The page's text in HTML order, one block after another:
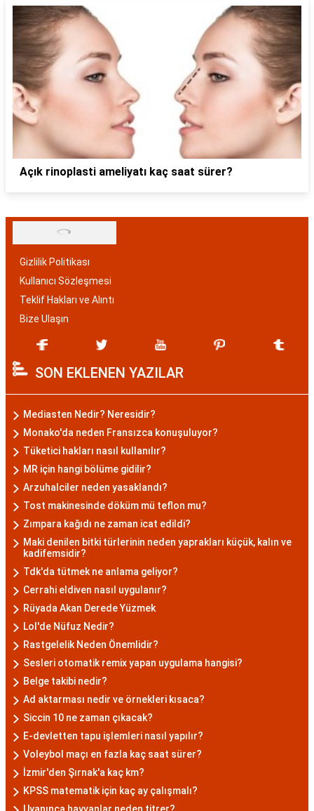
Açık rinoplasti ameliyatı kaç saat sürer?
Gizlilik Politikası
Kullanıcı Sözleşmesi
Teklif Hakları ve Alıntı
Bize Ulaşın
SON EKLENEN YAZILAR
Mediasten Nedir? Neresidir?
Monako'da neden Fransızca konuşuluyor?
Tüketici hakları nasıl kullanılır?
MR için hangi bölüme gidilir?
Arzuhalciler neden yasaklandı?
Tost makinesinde döküm mü teflon mu?
Zımpara kağıdı ne zaman icat edildi?
Maki denilen bitki türlerinin neden yaprakları küçük, kalın ve
kadifemsidir?
Tdk'da tütmek ne anlama geliyor?
Cerrahi eldiven nasıl uygulanır?
Rüyada Akan Derede Yüzmek
Lol'de Nüfuz Nedir?
Rastgelelik Neden Önemlidir?
Sesleri otomatik remix yapan uygulama hangisi?
Belge takibi nedir?
Ad aktarması nedir ve örnekleri kısaca?
Siccin 10 ne zaman çıkacak?
E-devletten tapu işlemleri nasıl yapılır?
Voleybol maçı en fazla kaç saat sürer?
İzmir'den Şırnak'a kaç km?
KPSS matematik için kaç ay çalışmalı?
Uyanınca hayvanlar neden titrer?